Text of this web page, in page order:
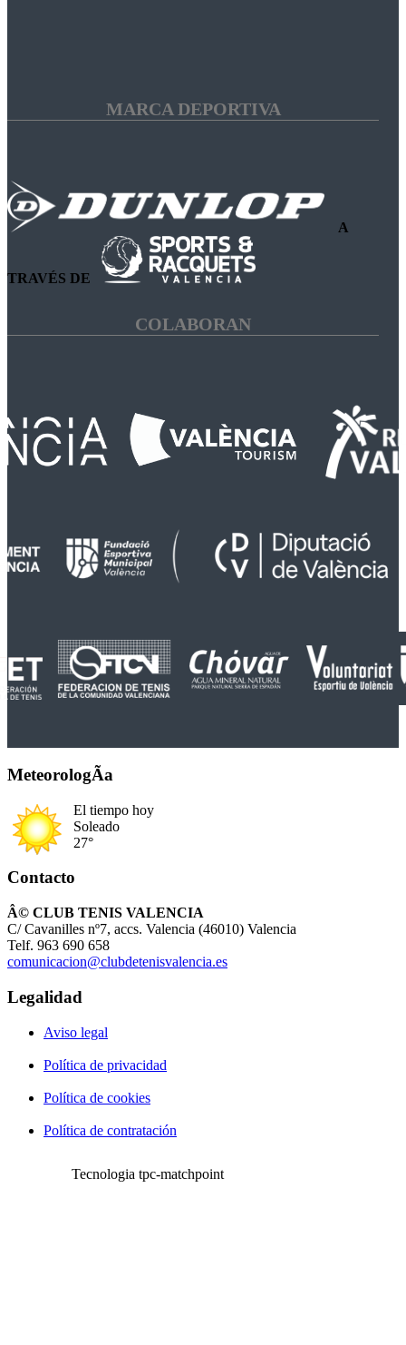
MARCA DEPORTIVA
A
TRAVÉS DE
COLABORAN
MeteorologÃ­a
El tiempo hoy
Soleado
27°
Contacto
Â© CLUB TENIS VALENCIA
C/ Cavanilles nº7, accs. Valencia (46010) Valencia
Telf. 963 690 658
comunicacion@clubdetenisvalencia.es
Legalidad
Aviso legal
Política de privacidad
Política de cookies
Política de contratación
Tecnologia tpc-matchpoint